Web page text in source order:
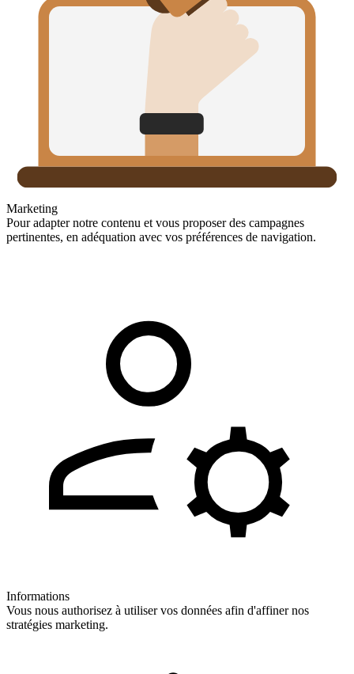
Marketing
Pour adapter notre contenu et vous proposer des campagnes
pertinentes, en adéquation avec vos préférences de navigation.
Informations
Vous nous authorisez à utiliser vos données afin d'affiner nos
stratégies marketing.